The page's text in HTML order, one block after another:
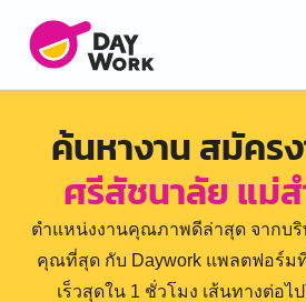
ค้นหางาน สมัคร
ศรีสัชนาลัย แม่
ตำแหน่งงานคุณภาพดีล่าสุด จากบ
คุณที่สุด กับ Daywork แพลตฟอร์ม
เร็วสุดใน 1 ชั่วโมง เส้นทางต่อ